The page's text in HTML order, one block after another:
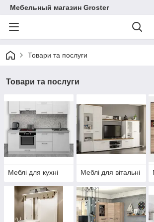
Мебельный магазин Groster
Товари та послуги
Товари та послуги
Меблі для кухні Меблі для вітальні